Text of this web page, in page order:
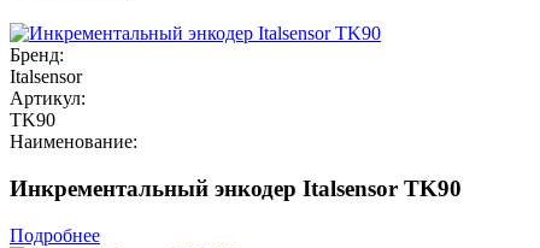
Бренд:
Italsensor
Артикул:
TK90
Наименование:
Инкрементальный энкодер Italsensor TK90
Подробнее